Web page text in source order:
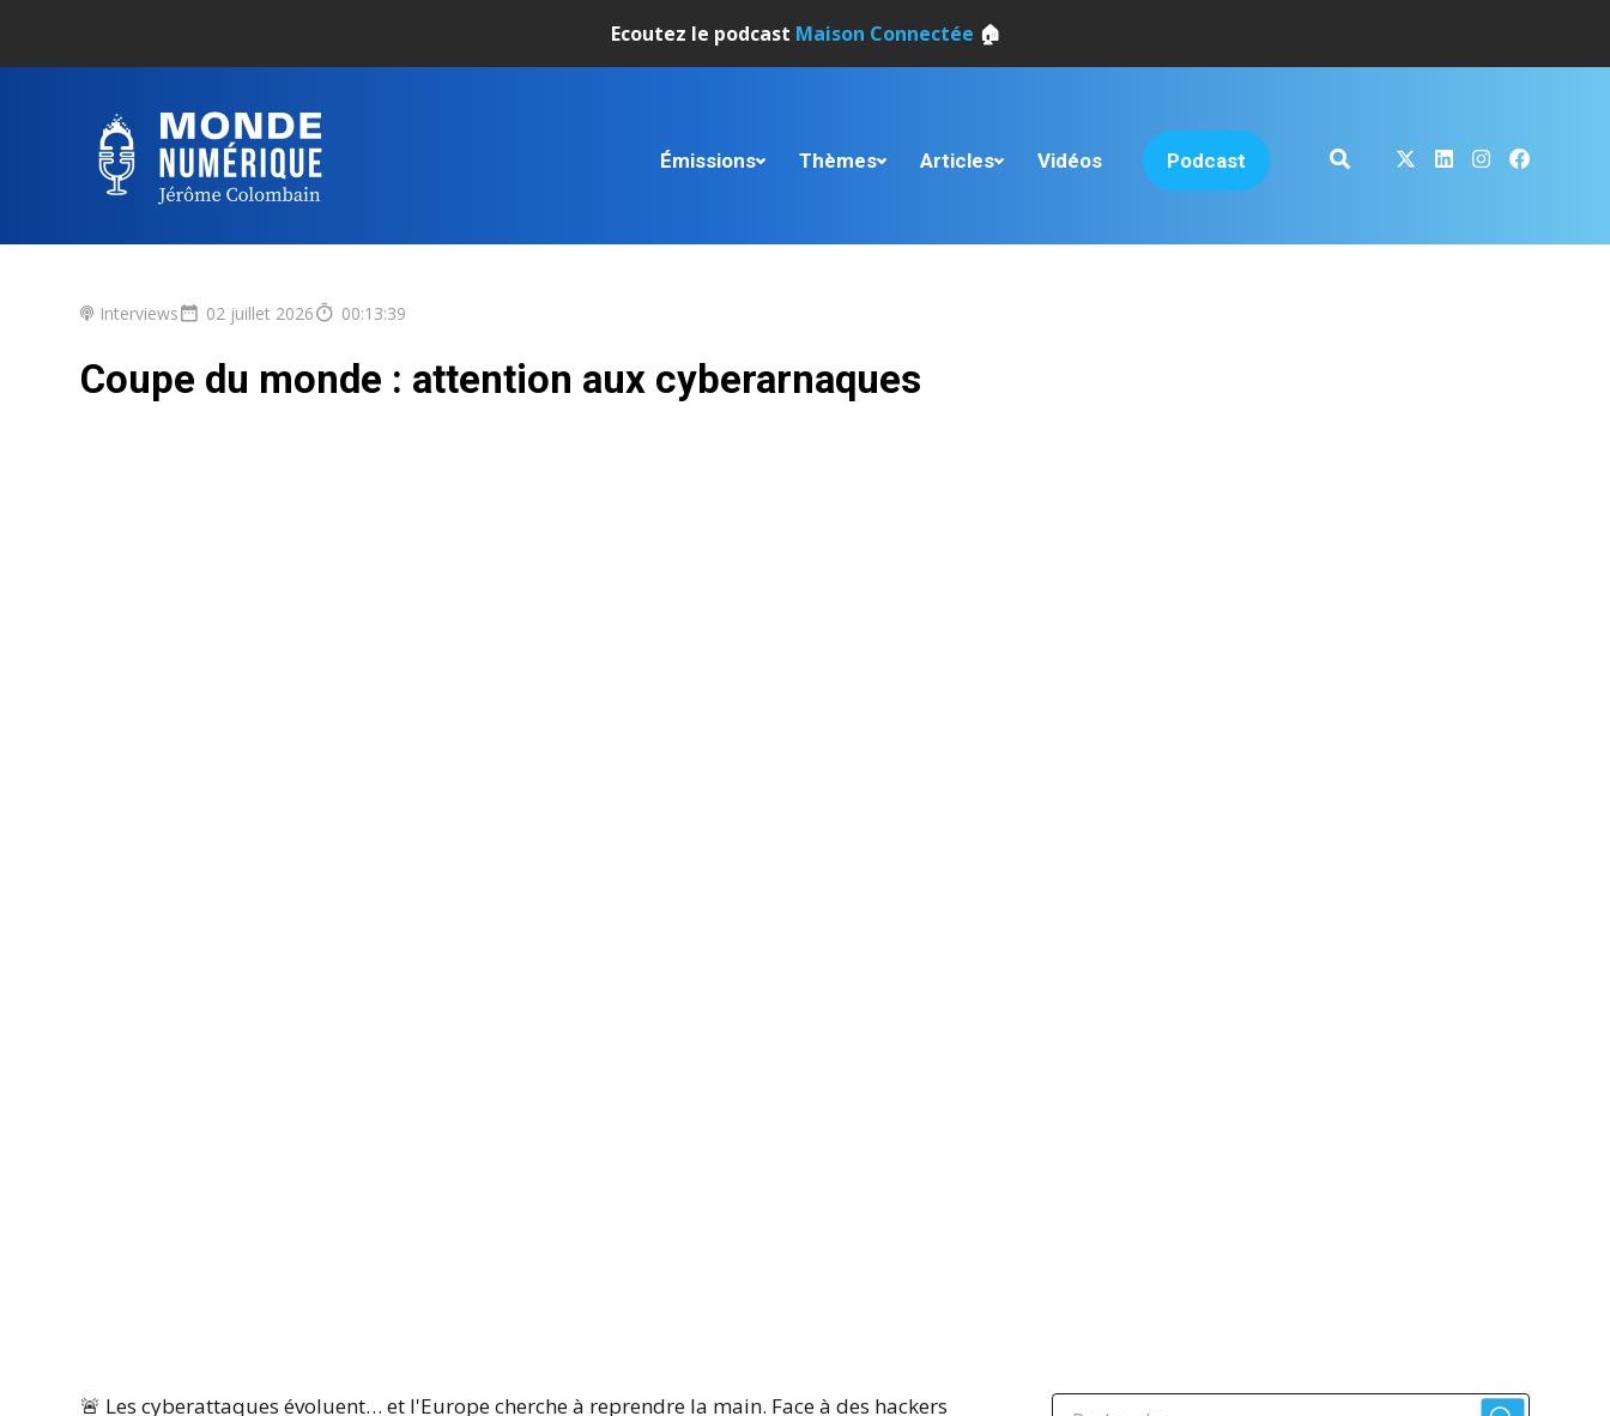
Ecoutez le podcast Maison Connectée 🏠
Émissions Thèmes Articles Vidéos Podcast
Interviews 02 juillet 2026 00:13:39
Coupe du monde : attention aux cyberarnaques
🚨 Les cyberattaques évoluent… et l'Europe cherche à reprendre la main. Face à des hackers